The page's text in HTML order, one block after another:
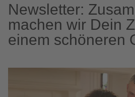
Newsletter:
machen wir Dein
einem schöneren